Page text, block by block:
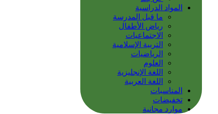
المواد الدراسية
ما قبل المدرسة
رياض الأطفال
الاجتماعيات
التربية الإسلامية
الرياضيات
العلوم
اللغة الإنجليزية
اللغة العربية
المناسبات
تخفيضات
موارد مجانية